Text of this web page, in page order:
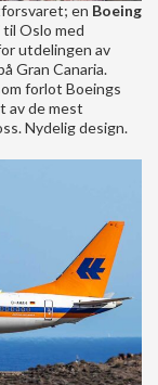
en Boeing
til Oslo med
utdelingen av
Gran Canaria.
forlot Boeings
av de mest
Nydelig design.